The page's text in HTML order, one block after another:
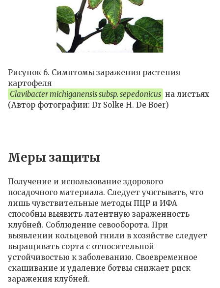
Рисунок 6. Симптомы заражения растения
картофеля
Clavibacter michiganensis subsp. sepedonicus на листьях
(Автор фотографии: Dr Solke H. De Boer)
Меры защиты
Получение и использование здорового
посадочного материала. Следует учитывать, что
лишь чувствительные методы ПЦР и ИФА
способны выявить латентную зараженность
клубней. Соблюдение севооборота. При
выявлении кольцевой гнили в хозяйстве следует
выращивать сорта с относительной
устойчивостью к заболеванию. Своевременное
скашивание и удаление ботвы снижает риск
заражения клубней.